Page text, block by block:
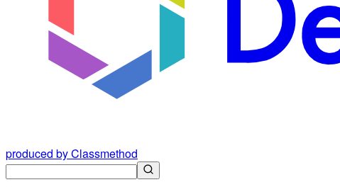
produced by Classmethod